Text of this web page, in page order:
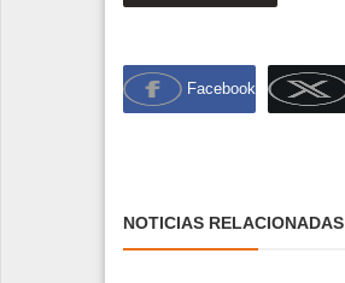
Facebook
NOTICIAS RELACIONADAS